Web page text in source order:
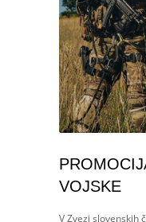
VOJSKE
V Zvezi slovenskih